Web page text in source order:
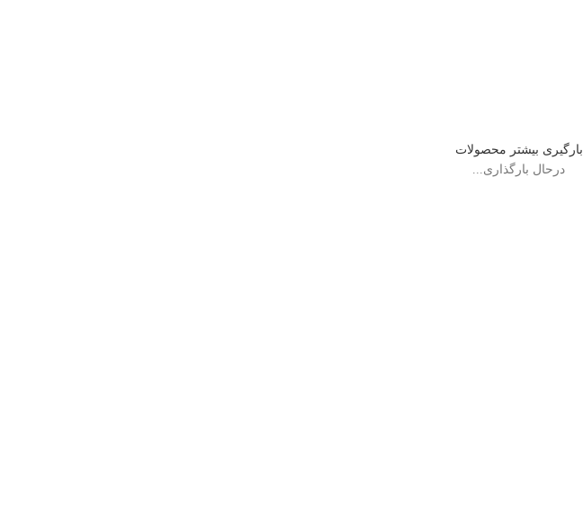
بارگیری بیشتر محصولات
درحال بارگذاری...